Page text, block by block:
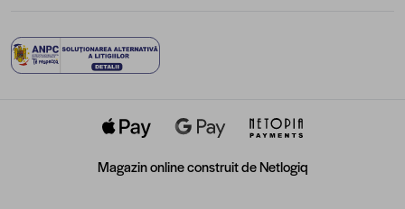
Magazin online construit deNetlogiq